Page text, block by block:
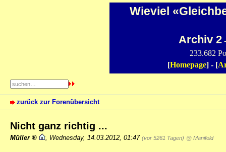
Wieviel
Archiv 2
233.682
[Homepage] - [
zurück zur Forenübersicht
Nicht ganz richtig ...
Müller Wednesday, 14.03.2012, 01:47 (vor 5261 Tagen) @ Manifold